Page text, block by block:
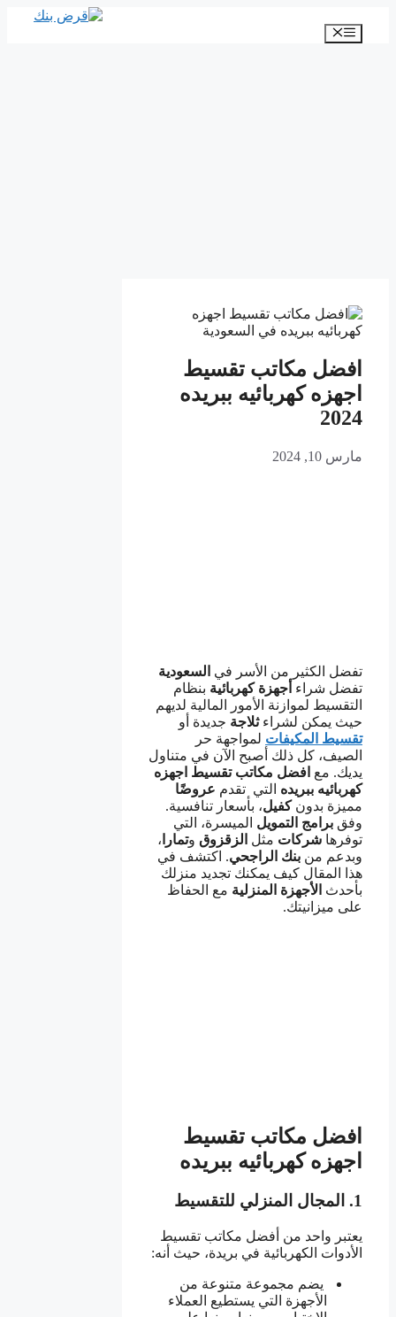
المحتوى
القائمة
افضل مكاتب تقسيط
اجهزه كهربائيه ببريده
2024
مارس 10, 2024
تفضل الكثير من الأسر في السعودية
تفضل شراء أجهزة كهربائية بنظام
التقسيط لموازنة الأمور المالية لديهم
حيث يمكن لشراءثلاجة جديدة أو
تقسيط المكيفات لمواجهة حر
الصيف، كل ذلك أصبح الآن في متناول
يديك. مع افضل مكاتب تقسيط اجهزه
كهربائيه ببريده التي تقدم عروضًا
مميزة بدونكفيل، بأسعار تنافسية.
وفق برامج التمويل الميسرة، التي
توفرها شركات مثل الزقزوق وتمارا ،
وبدعم من بنك الراجحي. اكتشف في
هذا المقال كيف يمكنك تجديد منزلك
بأحدث الأجهزة المنزلية مع الحفاظ
على ميزانيتك.
افضل مكاتب تقسيط
اجهزه كهربائيه ببريده
1. المجال المنزلي للتقسيط
يعتبر واحد من أفضل مكاتب تقسيط
الأدوات الكهربائية في بريدة، حيث أنه:
يضم مجموعة متنوعة من
الأجهزة التي يستطيع العملاء